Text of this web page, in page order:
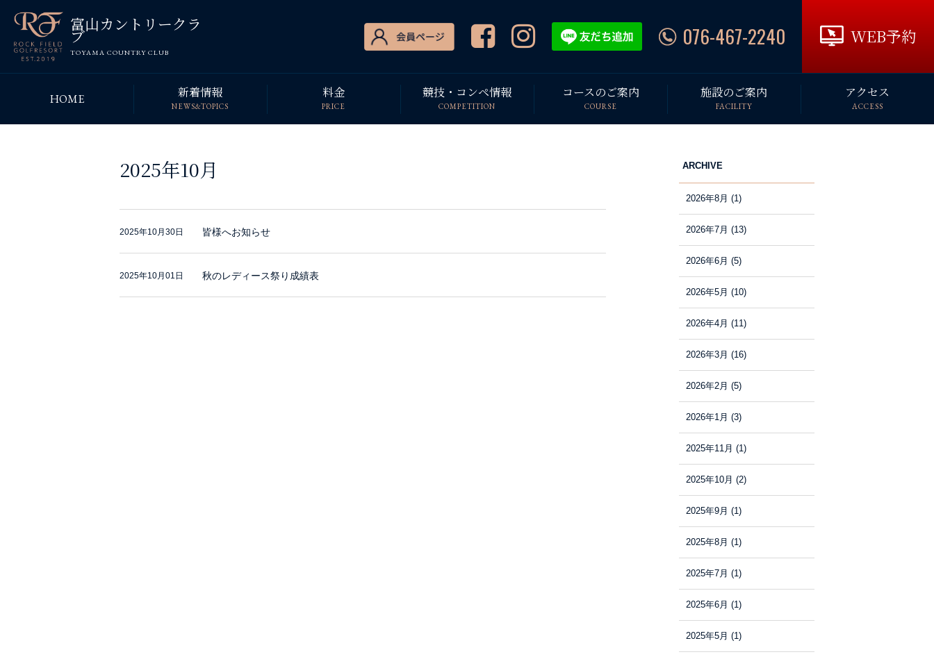
富山カントリークラ
ブ
TOYAMA COUNTRY CLUB
076-467-2240 WEB予約
HOME 新着情報
NEWS&TOPICS
料金
PRICE
競技・コンペ情報
COMPETITION
コースのご案内
COURSE
施設のご案内
FACILITY
アクセス
ACCESS
2025年10月
2025年10月30日 皆様へお知らせ
2025年10月01日 秋のレディース祭り成績表
ARCHIVE
2026年8月 (1)
2026年7月 (13)
2026年6月 (5)
2026年5月 (10)
2026年4月 (11)
2026年3月 (16)
2026年2月 (5)
2026年1月 (3)
2025年11月 (1)
2025年10月 (2)
2025年9月 (1)
2025年8月 (1)
2025年7月 (1)
2025年6月 (1)
2025年5月 (1)